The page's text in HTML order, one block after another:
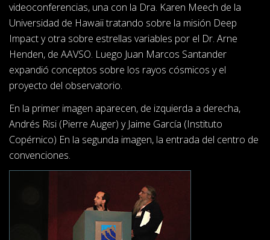
videoconferencias, una con la Dra. Karen Meech de la
Universidad de Hawaii tratando sobre la misión Deep
Impact y otra sobre estrellas variables por el Dr. Arne
Henden, de AAVSO. Luego Juan Marcos Santander
expandió conceptos sobre los rayos cósmicos y el
proyecto del observatorio.
En la primer imagen aparecen, de izquierda a derecha,
Andrés Risi (Pierre Auger) y Jaime García (Instituto
Copérnico) En la segunda imagen, la entrada del centro de
convenciones.